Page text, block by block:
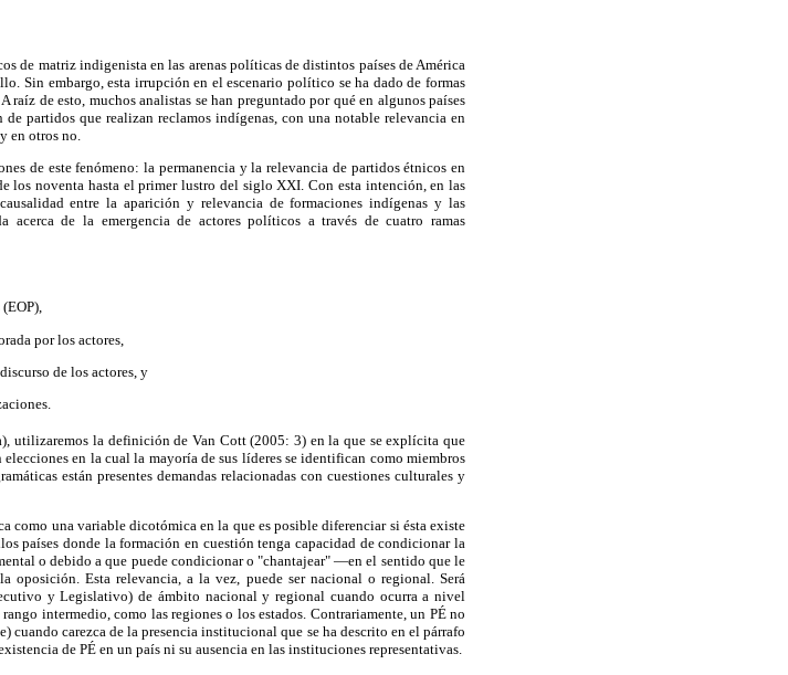
de matriz indigenista en las arenas políticas de distintos países de América
Sin embargo, esta irrupción en el escenario político se ha dado de formas
de esto, muchos analistas se han preguntado por qué en algunos países
partidos que realizan reclamos indígenas, con una notable relevancia en
en otros no.
de este fenómeno: la permanencia y la relevancia de partidos étnicos en
los noventa hasta el primer lustro del siglo XXI. Con esta intención, en las
entre la aparición y relevancia de formaciones indígenas y las
acerca de la emergencia de actores políticos a través de cuatro ramas
por los actores,
de los actores, y
utilizaremos la definición de Van Cott (2005: 3) en la que se explícita que
en la cual la mayoría de sus líderes se identifican como miembros
están presentes demandas relacionadas con cuestiones culturales y
como una variable dicotómica en la que es posible diferenciar si ésta existe
países donde la formación en cuestión tenga capacidad de condicionar la
o debido a que puede condicionar o "chantajear" —en el sentido que le
Esta relevancia, a la vez, puede ser nacional o regional. Será
y Legislativo) de ámbito nacional y regional cuando ocurra a nivel
intermedio, como las regiones o los estados. Contrariamente, un PÉ no
carezca de la presencia institucional que se ha descrito en el párrafo
de PÉ en un país ni su ausencia en las instituciones representativas.